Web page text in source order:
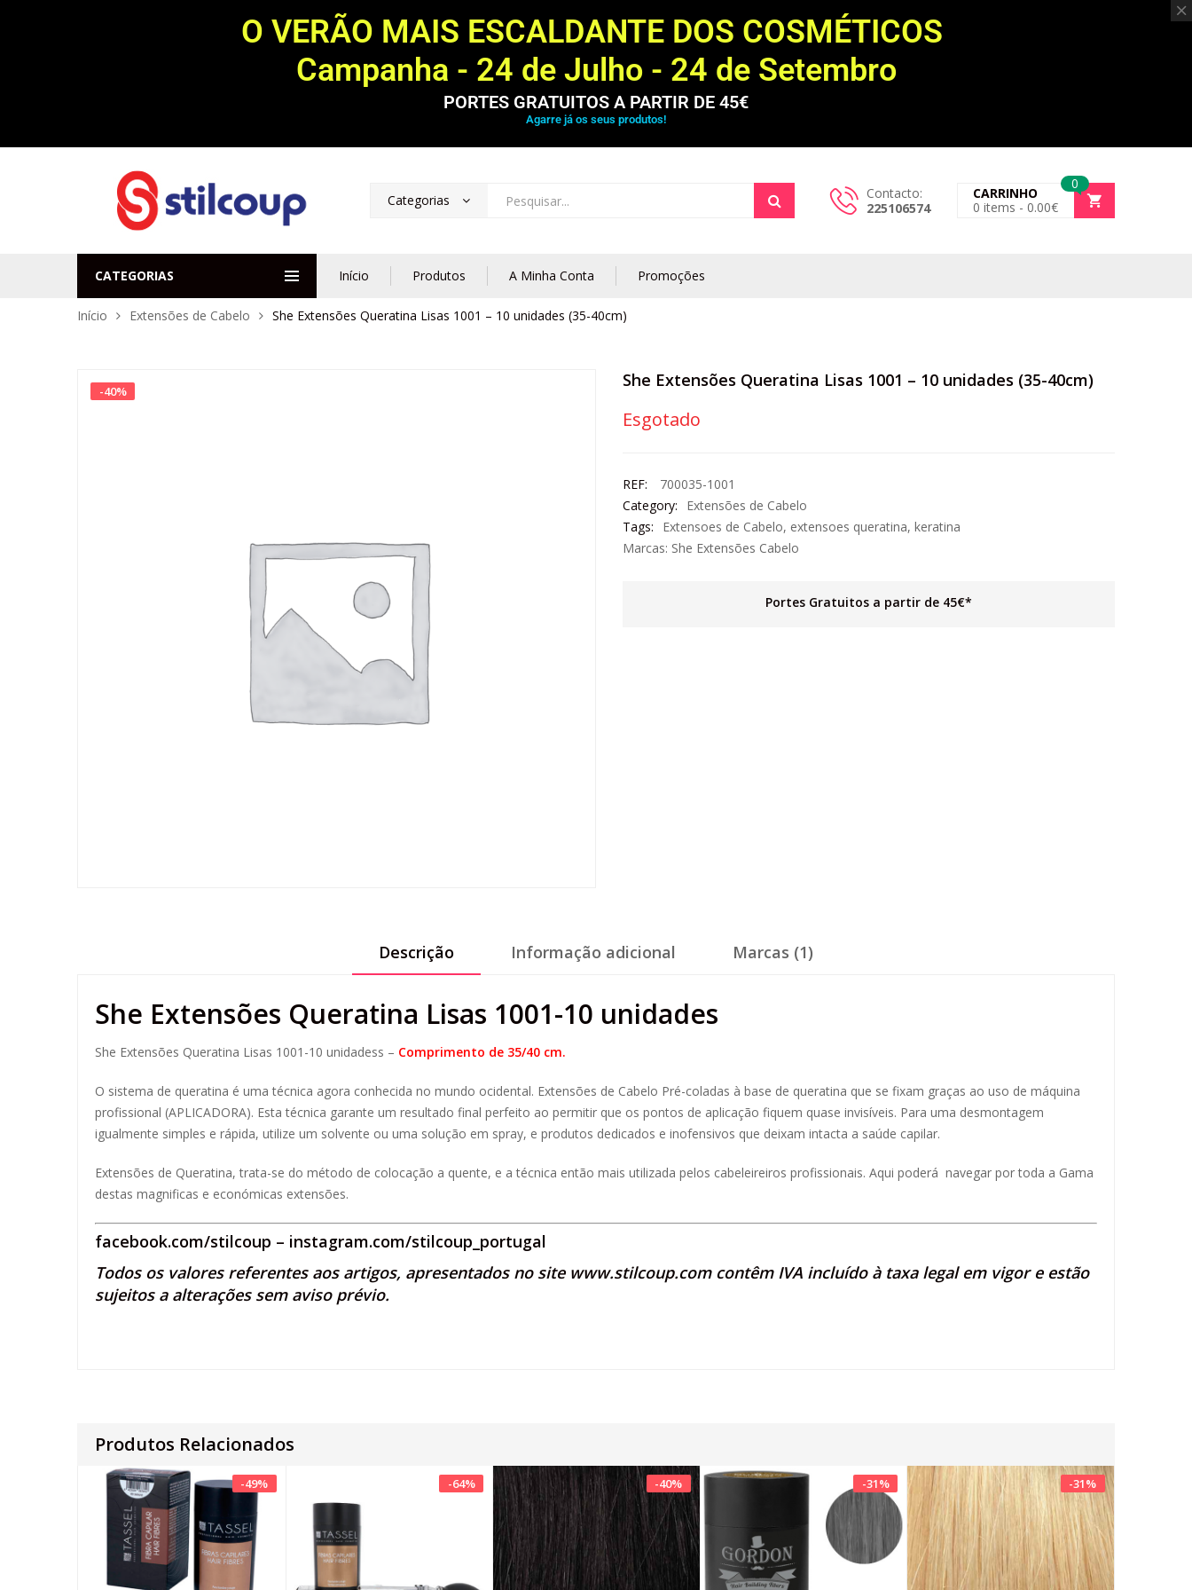
O VERÃO MAIS ESCALDANTE DOS COSMÉTICOS
Campanha - 24 de Julho - 24 de Setembro
PORTES GRATUITOS A PARTIR DE 45€
Agarre já os seus produtos!
Categorias
Contacto:
225106574
0
CARRINHO
0 items - 0.00€
CATEGORIAS Início Produtos A Minha Conta Promoções
Início Extensões de Cabelo She Extensões Queratina Lisas 1001 – 10 unidades (35-40cm)
-40%
She Extensões Queratina Lisas 1001 – 10 unidades (35-40cm)
Esgotado
REF:
700035-1001
Category:
Extensões de Cabelo
Tags:
Extensoes de Cabelo, extensoes queratina, keratina
Marcas: She Extensões Cabelo
Portes Gratuitos a partir de 45€*
Descrição Informação adicional Marcas (1)
She Extensões Queratina Lisas 1001-10 unidades
She Extensões Queratina Lisas 1001-10 unidadess – Comprimento de 35/40 cm.
O sistema de queratina é uma técnica agora conhecida no mundo ocidental. Extensões de Cabelo Pré-coladas à base de queratina que se fixam graças ao uso de máquina
profissional (APLICADORA). Esta técnica garante um resultado final perfeito ao permitir que os pontos de aplicação fiquem quase invisíveis. Para uma desmontagem
igualmente simples e rápida, utilize um solvente ou uma solução em spray, e produtos dedicados e inofensivos que deixam intacta a saúde capilar.
Extensões de Queratina, trata-se do método de colocação a quente, e a técnica então mais utilizada pelos cabeleireiros profissionais. Aqui poderá navegar por toda a Gama
destas magnificas e económicas extensões.
facebook.com/stilcoup – instagram.com/stilcoup_portugal
Todos os valores referentes aos artigos, apresentados no site www.stilcoup.comcontêm IVA incluído à taxa legal em vigor e estão
sujeitos a alterações sem aviso prévio.
Produtos Relacionados
-49% -64% -40% -31% -31%